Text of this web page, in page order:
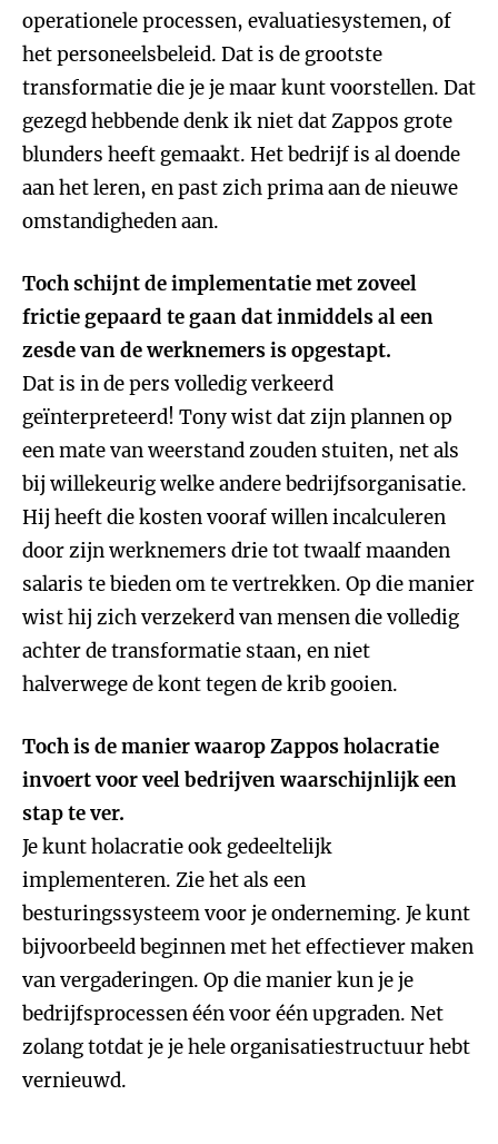
operationele processen, evaluatiesystemen, of
het personeelsbeleid. Dat is de grootste
transformatie die je je maar kunt voorstellen. Dat
gezegd hebbende denk ik niet dat Zappos grote
blunders heeft gemaakt. Het bedrijf is al doende
aan het leren, en past zich prima aan de nieuwe
omstandigheden aan.
Toch schijnt de implementatie met zoveel
frictie gepaard te gaan dat inmiddels al een
zesde van de werknemers is opgestapt.
Dat is in de pers volledig verkeerd
geïnterpreteerd! Tony wist dat zijn plannen op
een mate van weerstand zouden stuiten, net als
bij willekeurig welke andere bedrijfsorganisatie.
Hij heeft die kosten vooraf willen incalculeren
door zijn werknemers drie tot twaalf maanden
salaris te bieden om te vertrekken. Op die manier
wist hij zich verzekerd van mensen die volledig
achter de transformatie staan, en niet
halverwege de kont tegen de krib gooien.
Toch is de manier waarop Zappos holacratie
invoert voor veel bedrijven waarschijnlijk een
stap te ver.
Je kunt holacratie ook gedeeltelijk
implementeren. Zie het als een
besturingssysteem voor je onderneming. Je kunt
bijvoorbeeld beginnen met het effectiever maken
van vergaderingen. Op die manier kun je je
bedrijfsprocessen één voor één upgraden. Net
zolang totdat je je hele organisatiestructuur hebt
vernieuwd.